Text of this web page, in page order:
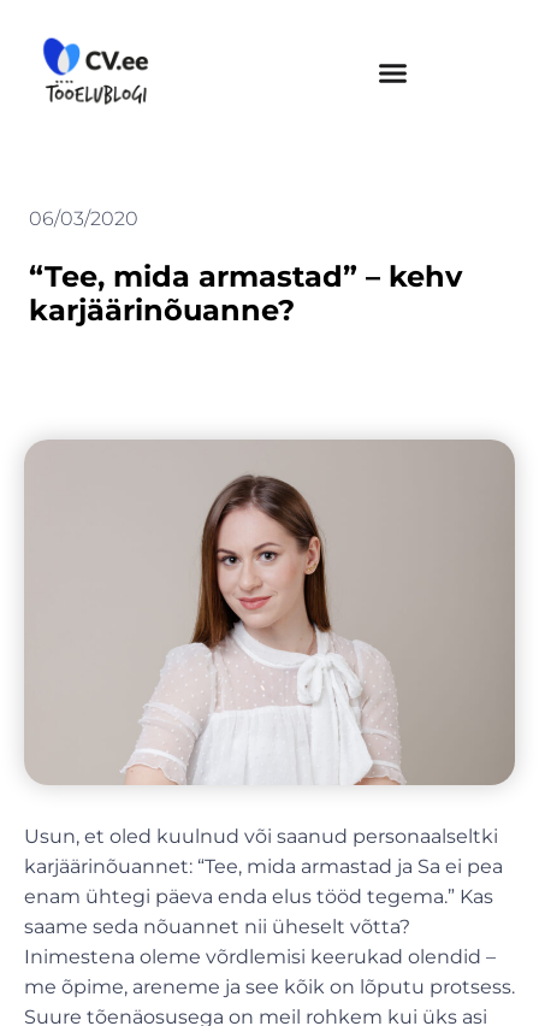
content
06/03/2020
“Tee, mida armastad” – kehv
karjäärinõuanne?
Usun, et oled kuulnud või saanud personaalseltki
karjäärinõuannet: “Tee, mida armastad ja Sa ei pea
enam ühtegi päeva enda elus tööd tegema.” Kas
saame seda nõuannet nii üheselt võtta?
Inimestena oleme võrdlemisi keerukad olendid –
me õpime, areneme ja see kõik on lõputu protsess.
Suure tõenäosusega on meil rohkem kui üks asi